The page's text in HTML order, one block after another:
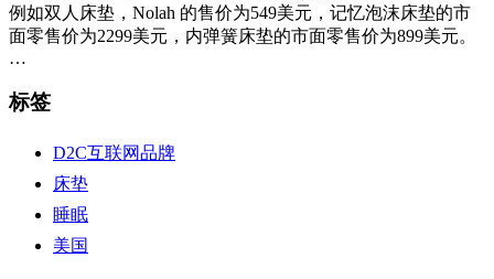
例如双人床垫，Nolah 的售价为549美元，记忆泡沫床垫的市
面零售价为2299美元，内弹簧床垫的市面零售价为899美元。
…
标签
D2C互联网品牌
床垫
睡眠
美国